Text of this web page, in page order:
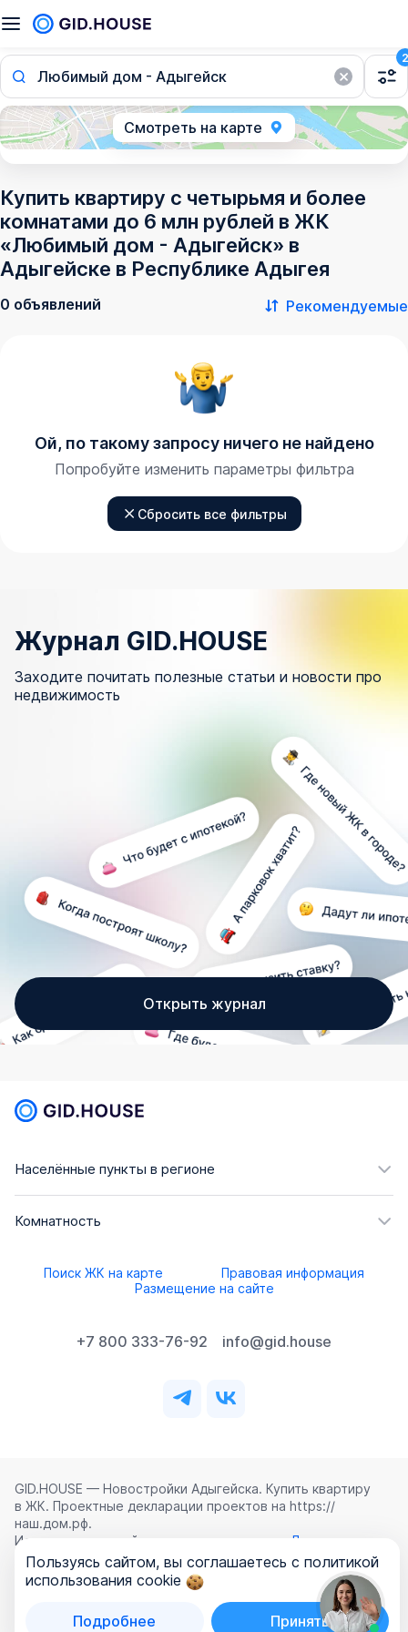
Любимый дом - Адыгейск
2
Смотреть на карте
Купить квартиру с четырьмя и более
комнатами до 6 млн рублей в ЖК
«Любимый дом - Адыгейск» в
Адыгейске в Республике Адыгея
0 объявлений Рекомендуемые
Ой, по такому запросу ничего не найдено
Попробуйте изменить параметры фильтра
Сбросить все фильтры
Журнал GID.HOUSE
Заходите почитать полезные статьи и новости про
недвижимость
Открыть журнал
Населённые пункты в регионе
Комнатность
Поиск ЖК на карте
Правовая информация
Размещение на сайте
+7 800 333-76-92 info@gid.house
GID.HOUSE — Новостройки Адыгейска. Купить квартиру
в ЖК. Проектные декларации проектов на https://
наш.дом.рф.
Использование сайта означает согласие с
Лицензионным
соглашением
,Политикой конфиденциальностии
Политикой обработки персональных данных
ООО «ГИД.ХАУЗ»
Пользуясь сайтом, вы соглашаетесь с политикой
использования cookie
Подробнее Принять